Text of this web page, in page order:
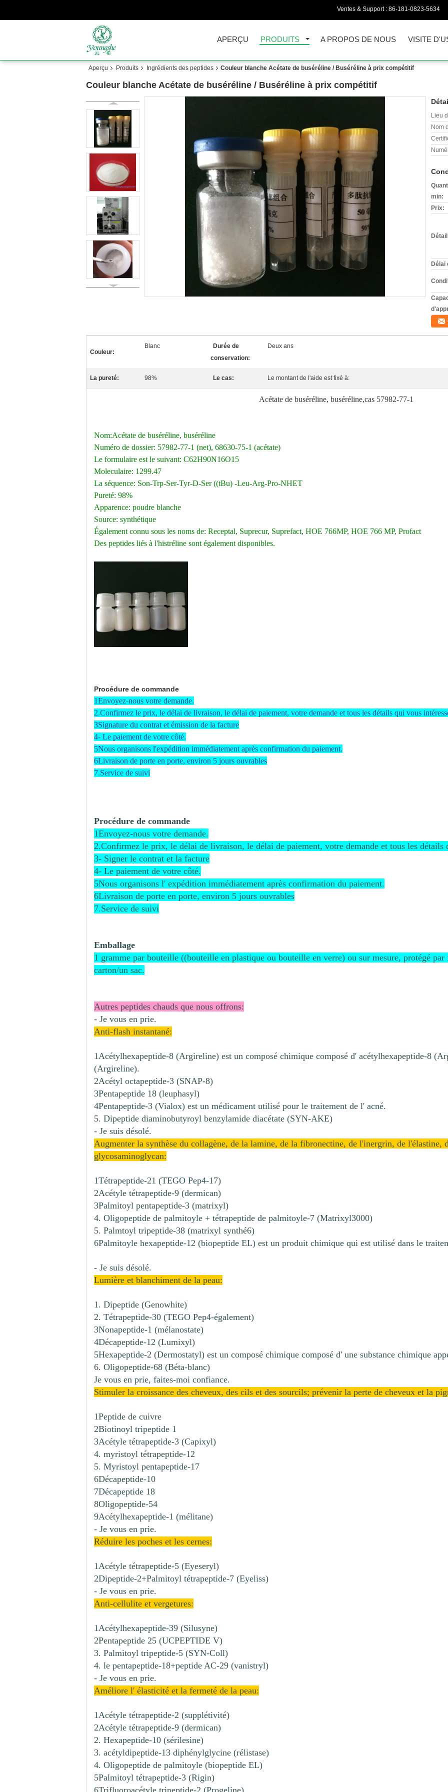
Ventes & Support : 86-181-0823-5634
APERÇU PRODUITS A PROPOS DE NOUS VISITE
Aperçu Produits Ingrédients des peptides Couleur blanche Acétate de buséréline / Buséréline à prix compétitif
Couleur blanche Acétate de buséréline / Buséréline à prix compétitif
Lieu
Nom
min:
Prix:
Délai
Couleur:
Blanc
Durée de
conservation:
Deux ans
La pureté: 98% Le cas: Le montant de l'aide est fixé à:
Acétate de buséréline, buséréline,cas 57982-77-1
Nom:Acétate de buséréline, buséréline
Numéro de dossier: 57982-77-1 (net), 68630-75-1 (acétate)
Le formulaire est le suivant: C62H90N16O15
Moleculaire: 1299.47
La séquence: Son-Trp-Ser-Tyr-D-Ser ((tBu) -Leu-Arg-Pro-NHET
Pureté: 98%
Apparence: poudre blanche
Source: synthétique
Également connu sous les noms de: Receptal, Suprecur, Suprefact, HOE 766MP, HOE 766 MP, Profact
Des peptides liés à l'histréline sont également disponibles.
Procédure de commande
1Envoyez-nous votre demande.
2.Confirmez le prix, le délai de livraison, le délai de paiement, votre demande et tous les détails qui vous
3Signature du contrat et émission de la facture
4- Le paiement de votre côté.
5Nous organisons l'expédition immédiatement après confirmation du paiement.
6Livraison de porte en porte, environ 5 jours ouvrables
7.Service de suivi
Procédure de commande
1Envoyez-nous votre demande.
2.Confirmez le prix, le délai de livraison, le délai de paiement, votre demande et tous les détails
3- Signer le contrat et la facture
4- Le paiement de votre côté.
5Nous organisons l' expédition immédiatement après confirmation du paiement.
6Livraison de porte en porte, environ 5 jours ouvrables
7.Service de suivi
Emballage
1 gramme par bouteille ((bouteille en plastique ou bouteille en verre) ou sur mesure, protégé
carton/un sac.
Autres peptides chauds que nous offrons:
- Je vous en prie.
Anti-flash instantané:
1Acétylhexapeptide-8 (Argireline) est un composé chimique composé d' acétylhexapeptide-8
(Argireline).
2Acétyl octapeptide-3 (SNAP-8)
3Pentapeptide 18 (leuphasyl)
4Pentapeptide-3 (Vialox) est un médicament utilisé pour le traitement de l' acné.
5. Dipeptide diaminobutyroyl benzylamide diacétate (SYN-AKE)
- Je suis désolé.
Augmenter la synthèse du collagène, de la lamine, de la fibronectine, de l'inergrin, de l'élastine,
glycosaminoglycan:
1Tétrapeptide-21 (TEGO Pep4-17)
2Acétyle tétrapeptide-9 (dermican)
3Palmitoyl pentapeptide-3 (matrixyl)
4. Oligopeptide de palmitoyle + tétrapeptide de palmitoyle-7 (Matrixyl3000)
5. Palmtoyl tripeptide-38 (matrixyl synthé6)
6Palmitoyle hexapeptide-12 (biopeptide EL) est un produit chimique qui est utilisé dans le
- Je suis désolé.
Lumière et blanchiment de la peau:
1. Dipeptide (Genowhite)
2. Tétrapeptide-30 (TEGO Pep4-également)
3Nonapeptide-1 (mélanostate)
4Décapeptide-12 (Lumixyl)
5Hexapeptide-2 (Dermostatyl) est un composé chimique composé d' une substance chimique
6. Oligopeptide-68 (Béta-blanc)
Je vous en prie, faites-moi confiance.
Stimuler la croissance des cheveux, des cils et des sourcils; prévenir la perte de cheveux et la
1Peptide de cuivre
2Biotinoyl tripeptide 1
3Acétyle tétrapeptide-3 (Capixyl)
4. myristoyl tétrapeptide-12
5. Myristoyl pentapeptide-17
6Décapeptide-10
7Décapeptide 18
8Oligopeptide-54
9Acétylhexapeptide-1 (mélitane)
- Je vous en prie.
Réduire les poches et les cernes:
1Acétyle tétrapeptide-5 (Eyeseryl)
2Dipeptide-2+Palmitoyl tétrapeptide-7 (Eyeliss)
- Je vous en prie.
Anti-cellulite et vergetures:
1Acétylhexapeptide-39 (Silusyne)
2Pentapeptide 25 (UCPEPTIDE V)
3. Palmitoyl tripeptide-5 (SYN-Coll)
4. le pentapeptide-18+peptide AC-29 (vanistryl)
- Je vous en prie.
Améliore l' élasticité et la fermeté de la peau:
1Acétyle tétrapeptide-2 (supplétivité)
2Acétyle tétrapeptide-9 (dermican)
2. Hexapeptide-10 (sérilesine)
3. acétyldipeptide-13 diphénylglycine (rélistase)
4. Oligopeptide de palmitoyle (biopeptide EL)
5Palmitoyl tétrapeptide-3 (Rigin)
6Trifluoroacétyle tripeptide-2 (Progeline)